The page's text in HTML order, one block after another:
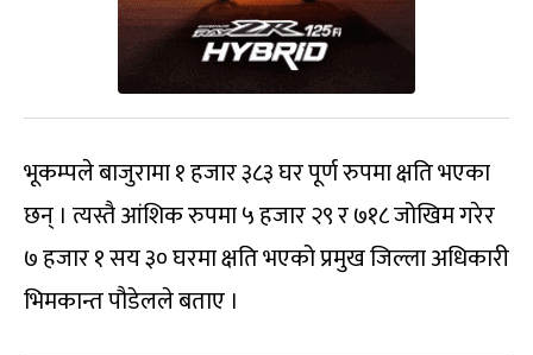
भूकम्पले बाजुरामा १ हजार ३८३ घर पूर्ण रुपमा क्षति भएका
छन् । त्यस्तै आंशिक रुपमा ५ हजार २९ र ७१८ जोखिम गरेर
७ हजार १ सय ३० घरमा क्षति भएको प्रमुख जिल्ला अधिकारी
भिमकान्त पौडेलले बताए ।